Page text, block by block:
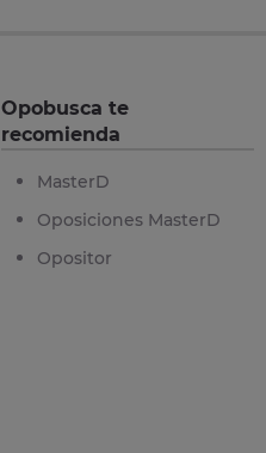
Opobusca te
recomienda
MasterD
Oposiciones MasterD
Opositor